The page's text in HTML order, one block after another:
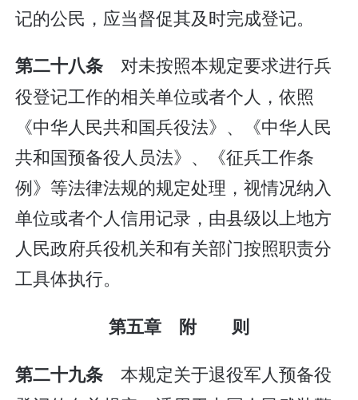
记的公民，应当督促其及时完成登记。
第二十八条对未按照本规定要求进行兵
役登记工作的相关单位或者个人，依照
《中华人民共和国兵役法》、《中华人民
共和国预备役人员法》、《征兵工作条
例》等法律法规的规定处理，视情况纳入
单位或者个人信用记录，由县级以上地方
人民政府兵役机关和有关部门按照职责分
工具体执行。
第五章 附 则
第二十九条 本规定关于退役军人预备役